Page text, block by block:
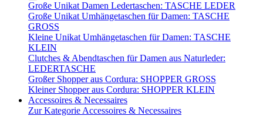
Große Unikat Damen Ledertaschen: TASCHE LEDER
Große Unikat Umhängetaschen für Damen: TASCHE
GROSS
Kleine Unikat Umhängetaschen für Damen: TASCHE
KLEIN
Clutches & Abendtaschen für Damen aus Naturleder:
LEDERTASCHE
Großer Shopper aus Cordura: SHOPPER GROSS
Kleiner Shopper aus Cordura: SHOPPER KLEIN
Accessoires & Necessaires
Zur Kategorie Accessoires & Necessaires